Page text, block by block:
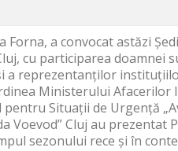
Forna, a convocat astăzi
cu participarea doamnei
a reprezentanților
Ministerului Afacerilor
Situații de Urgență
Voevod” Cluj au
sezonului rece și în